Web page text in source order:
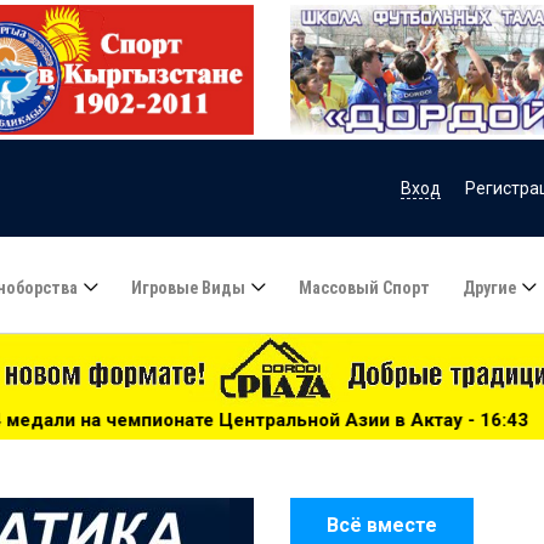
Вход
Игровые Виды Массовый Спорт Другие
Центральной Азии в Актау - 16:43 ***Велосипедная
Всё вместе